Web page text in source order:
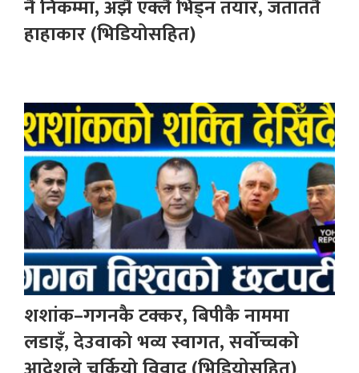
नै निकम्मा, अझै एक्लै भिड्न तयार, जताततै
हाहाकार (भिडियोसहित)
शशांक–गगनकै टक्कर, बिपीकै नाममा
लडाइँ, देउवाको भव्य स्वागत, सर्वोच्चको